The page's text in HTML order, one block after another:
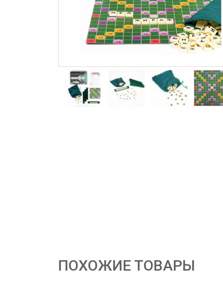
ПОХОЖИЕ ТОВАРЫ